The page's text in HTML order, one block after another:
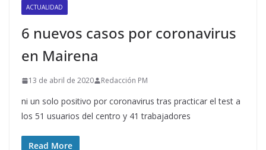
ACTUALIDAD
6 nuevos casos por coronavirus
en Mairena
13 de abril de 2020 Redacción PM
ni un solo positivo por coronavirus tras practicar el test a
los 51 usuarios del centro y 41 trabajadores
Read More